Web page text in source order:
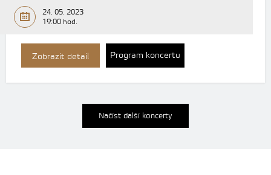
24. 05. 2023
19:00 hod.
Zobrazit detail Program koncertu
Načíst další koncerty